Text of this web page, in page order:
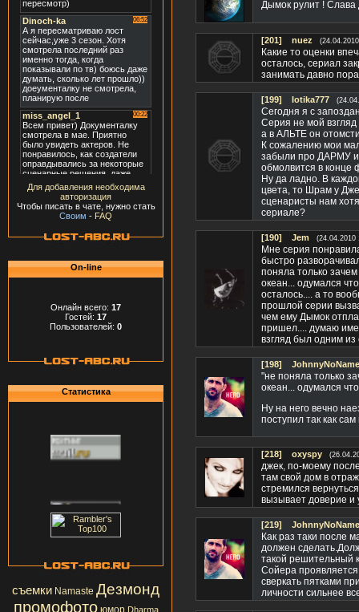
Для добавления необходима
авторизация
Чтобы писать в чате, нужно стать
Своим - FAQ
On-line
Онлайн всего: 17
Гостей: 17
Пользователей: 0
Статистика
съемки Namaste Дезмонд
промофото юмор Dharma
Дымок рулит !
[201] nuez
Какие то оценки
осталось, сериал
занимать давно
[199] Iotika777
Сегодня я с
Серия не мой
а в АЛЬТЕ он
К сожалению мои
забыли про ДАРМУ и
обмолвится в конце
Ну да ладно. В
цвета, то Шрам у
сценаристы нам
сериале?
[190] Jem (24.04.2010
Мне серия
быстро
поняла только
океан... одумался
осталось.... а то
прошлой серии
чем ему Дымок
пришел.... думаю
взгляд был одним
[198]
"не поняла только
океан... одумался
Ну на него вечно
поступил так как сам
[218] oxyspy
джек, по-моему
там свой дом в
стремился
вызывает доверие
[219]
Как раз таки после
должен
такой решительный
Сойера проявляется
сверкать пятками
личности сильнее